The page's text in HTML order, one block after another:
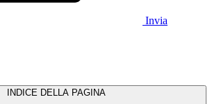
Invia
INDICE DELLA PAGINA